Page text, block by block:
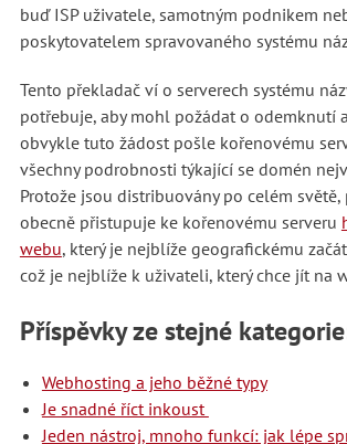
buď ISP uživatele, samotným podnikem
poskytovatelem spravovaného systému
Tento překladač ví o serverech systému
potřebuje, aby mohl požádat o odemknutí
obvykle tuto žádost pošle kořenovému
všechny podrobnosti týkající se domén
Protože jsou distribuovány po celém světě,
obecně přistupuje ke kořenovému serveru
webu, který je nejblíže geografickému
což je nejblíže k uživateli, který chce jít na
Příspěvky ze stejné
Webhosting a jeho běžné typy
Je snadné říct inkoust
Jeden nástroj, mnoho funkcí: jak lépe